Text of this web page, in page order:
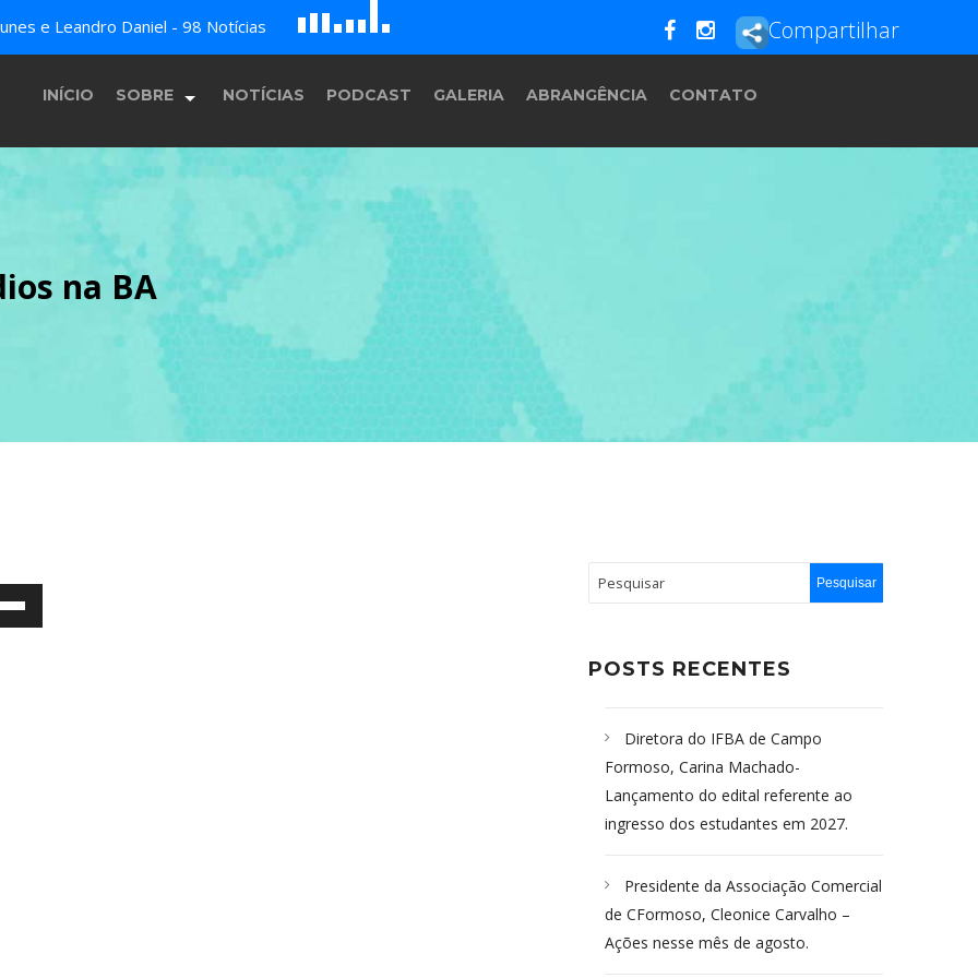
e Leandro Daniel - 98 Notícias B c
D
E F G Compartilhar
INÍCIO SOBRE
História
Equipe
Programação
NOTÍCIAS PODCAST GALERIA ABRANGÊNCIA CONTATO
na BA
POSTS RECENTES
Diretora do IFBA de Campo
Formoso, Carina Machado-
Lançamento do edital referente ao
ingresso dos estudantes em 2027.
Presidente da Associação Comercial
de CFormoso, Cleonice Carvalho –
Ações nesse mês de agosto.